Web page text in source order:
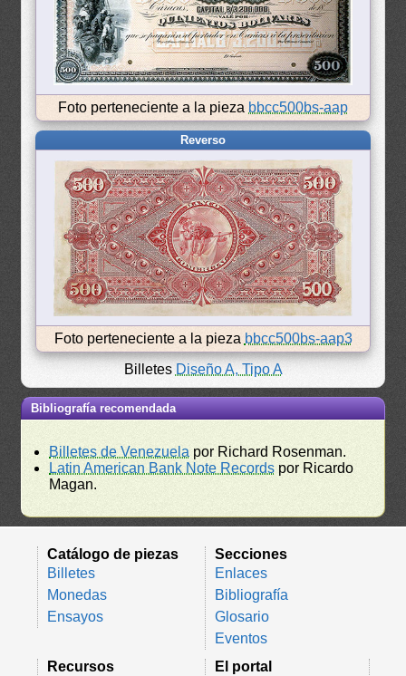
Foto perteneciente a la pieza bbcc500bs-aap
Reverso
Foto perteneciente a la pieza bbcc500bs-aap3
Billetes Diseño A, Tipo A
Bibliografía recomendada
Billetes de Venezuela por Richard Rosenman.
Latin American Bank Note Records por Ricardo
Magan.
Catálogo de piezas
Billetes
Monedas
Ensayos
Secciones
Enlaces
Bibliografía
Glosario
Eventos
Recursos
El portal